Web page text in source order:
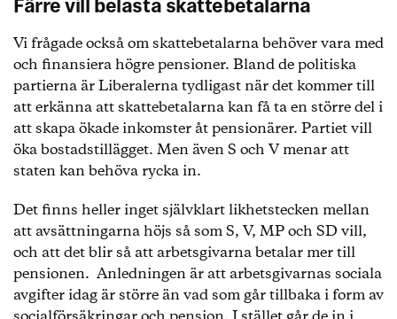
detta. Värt att notera är att en höjning av premien
alltså ingen påverkan på dagens pensioner.
M: Varken ”ja” eller ”nej”. Moderaterna har gått
med på i pensionsuppgörelsen från december 2017
att analysera frågan om högre avgift vidare.
Socialdemokraterna har valt att starta en hemlig
utredning med en konsult från en PR-byrå utan att
informera pensionsgruppen i frågan. Vad som har
hänt med resultatet är inte känt.
KD: Nej. Om vi vill höja den disponibla inkomsten
för pensionärer här och nu är inte höjda
pensionsavgifter lösningen. Det är ett ökat
tvångssparande för alla, oavsett behov. Höjd
Färre vill belasta skattebetalarna
Vi frågade också om skattebetalarna behöver vara med
och finansiera högre pensioner. Bland de politiska
partierna är Liberalerna tydligast när det kommer till
att erkänna att skattebetalarna kan få ta en större del i
att skapa ökade inkomster åt pensionärer. Partiet vill
öka bostadstillägget. Men även S och V menar att
staten kan behöva rycka in.
Det finns heller inget självklart likhetstecken mellan
att avsättningarna höjs så som S, V, MP och SD vill,
och att det blir så att arbetsgivarna betalar mer till
pensionen. Anledningen är att arbetsgivarnas sociala
avgifter idag är större än vad som går tillbaka i form av